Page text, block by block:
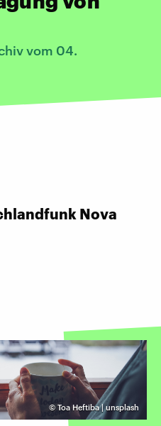
vom 04.
Nova
© Toa Heftiba | unsplash